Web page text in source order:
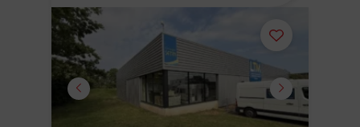
Ajouter
ou
supprimer